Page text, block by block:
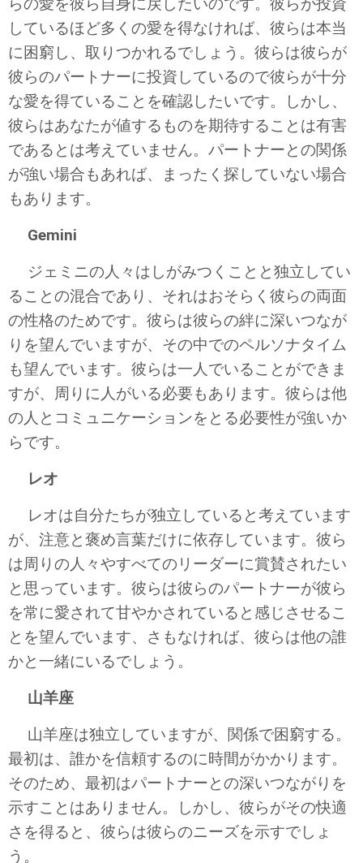
しているほど多くの愛を得なければ、彼らは本当
に困窮し、取りつかれるでしょう。彼らは彼らが
彼らのパートナーに投資しているので彼らが十分
な愛を得ていることを確認したいです。しかし、
彼らはあなたが値するものを期待することは有害
であるとは考えていません。パートナーとの関係
が強い場合もあれば、まったく探していない場合
もあります。
Gemini
ジェミニの人々はしがみつくことと独立してい
ることの混合であり、それはおそらく彼らの両面
の性格のためです。彼らは彼らの絆に深いつなが
りを望んでいますが、その中でのペルソナタイム
も望んでいます。彼らは一人でいることができま
すが、周りに人がいる必要もあります。彼らは他
の人とコミュニケーションをとる必要性が強いか
らです。
レオ
レオは自分たちが独立していると考えています
が、注意と褒め言葉だけに依存しています。彼ら
は周りの人々やすべてのリーダーに賞賛されたい
と思っています。彼らは彼らのパートナーが彼ら
を常に愛されて甘やかされていると感じさせるこ
とを望んでいます、さもなければ、彼らは他の誰
かと一緒にいるでしょう。
山羊座
山羊座は独立していますが、関係で困窮する。
最初は、誰かを信頼するのに時間がかかります。
そのため、最初はパートナーとの深いつながりを
示すことはありません。しかし、彼らがその快適
さを得ると、彼らは彼らのニーズを示すでしょ
う。